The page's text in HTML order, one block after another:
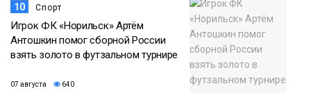
10 Спорт
Игрок ФК «Норильск» Артём
Антошкин помог сборной России
взять золото в футзальном турнире
07 августа 640